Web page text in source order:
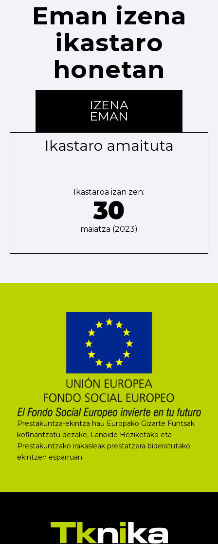
Eman izena
ikastaro
honetan
IZENA
EMAN
Ikastaro amaituta
Ikastaroa izan zen:
30
maiatza (2023)
Prestakuntza-ekintza hau Europako Gizarte Funtsak
kofinantzatu dezake, Lanbide Heziketako eta
Prestakuntzako irakasleak prestatzera bideratutako
ekintzen esparruan.